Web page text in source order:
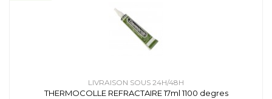
LIVRAISON SOUS 24H/48H
THERMOCOLLE REFRACTAIRE 17ml 1100 degres